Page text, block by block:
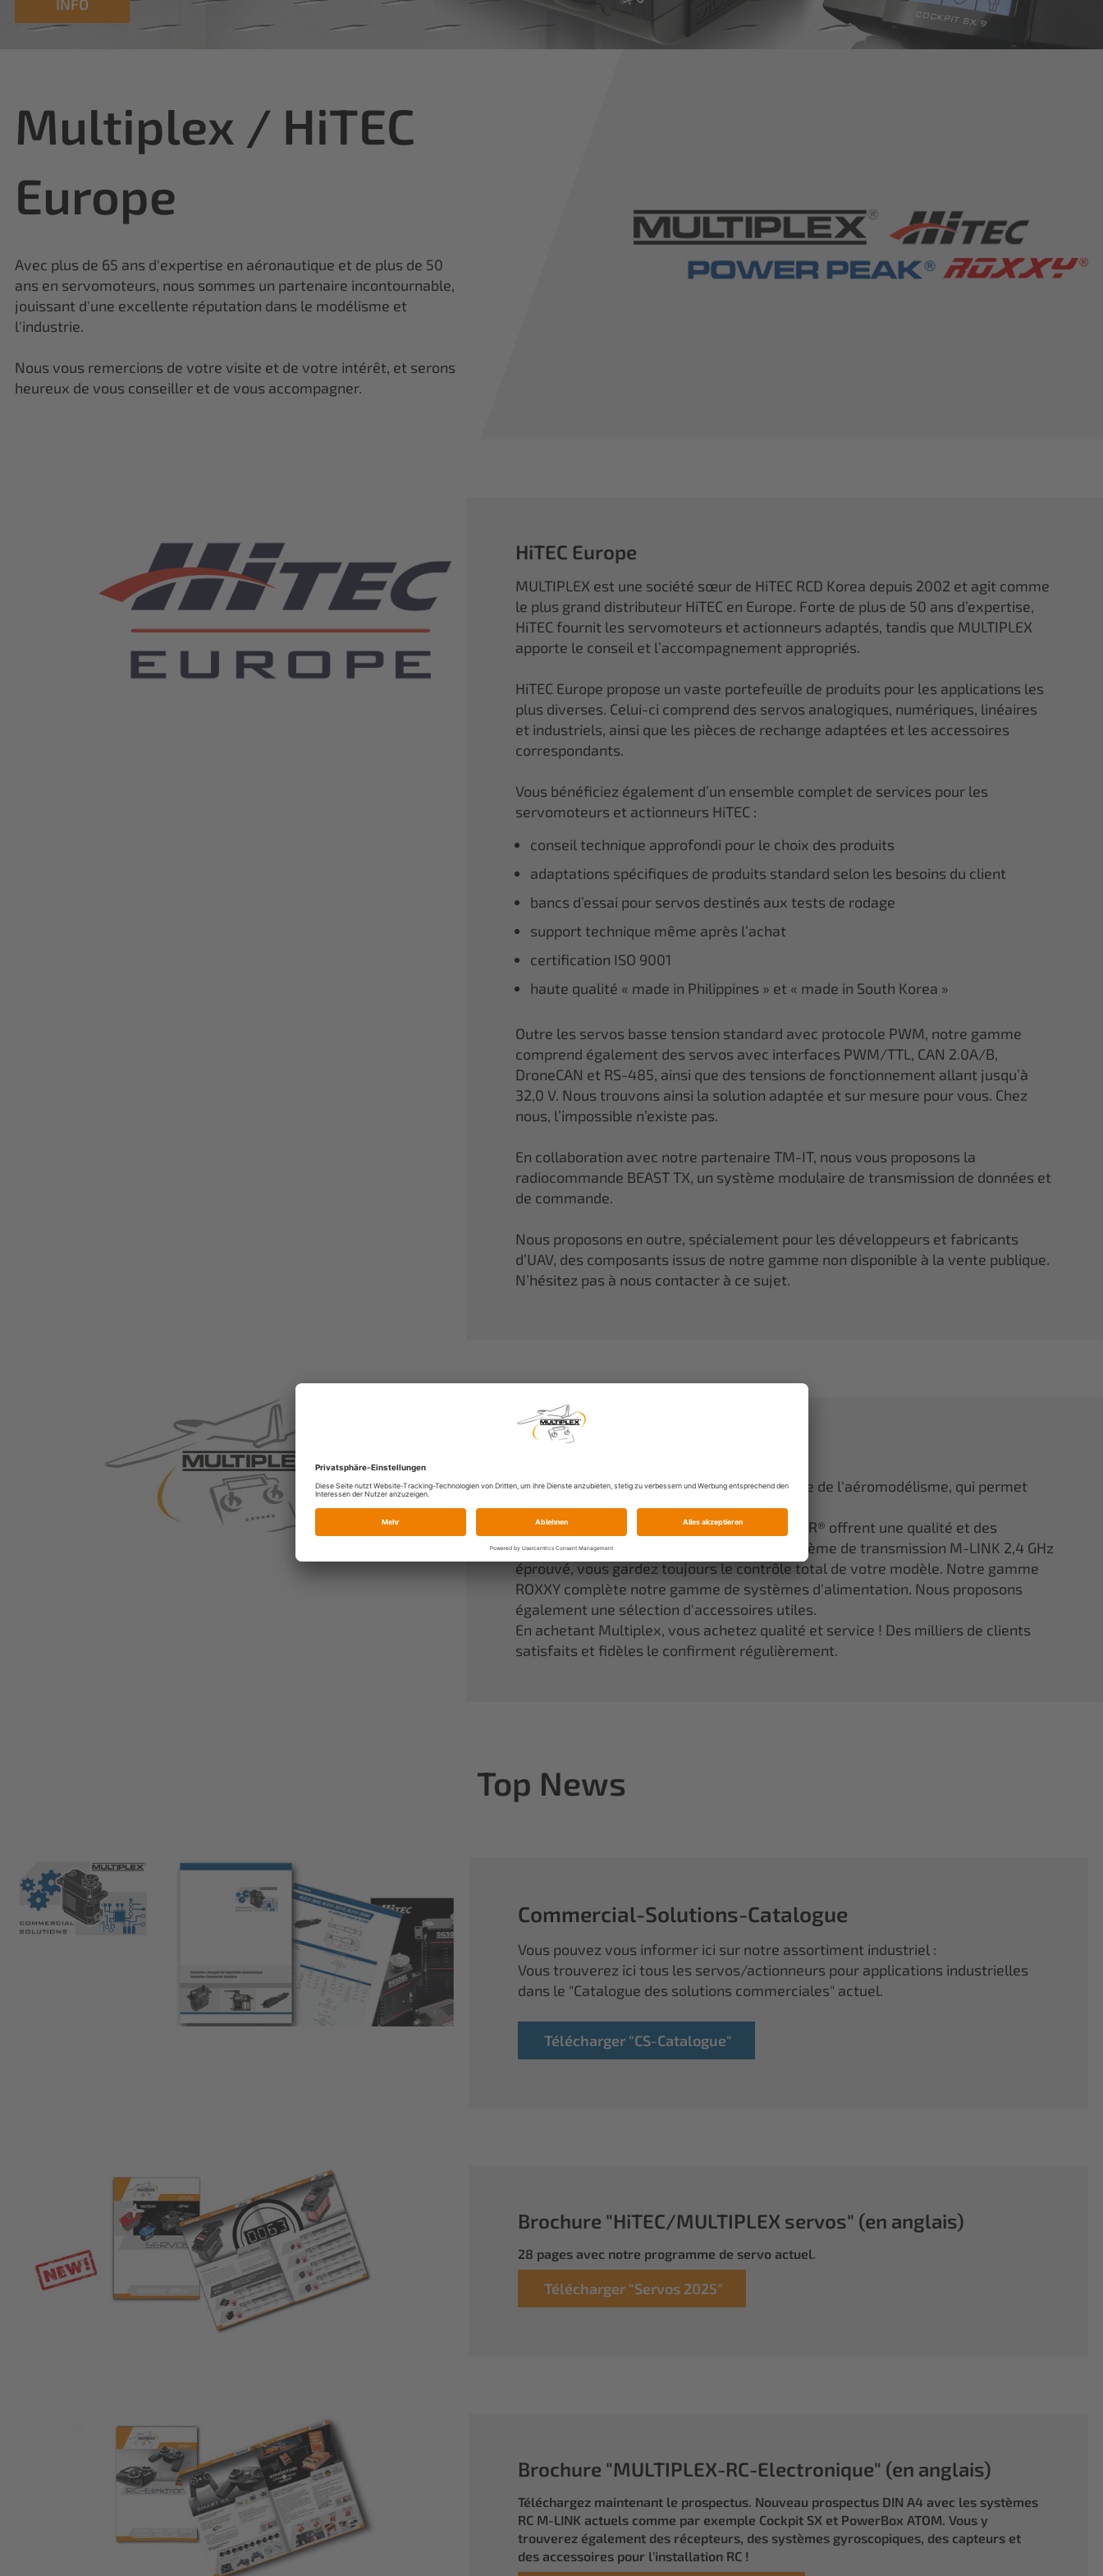
Multiplex / HiTEC
Europe
Avec plus de 65 ans d'expertise en aéronautique et de plus de 50
ans en servomoteurs, nous sommes un partenaire incontournable,
jouissant d'une excellente réputation dans le modélisme et
l'industrie.
Nous vous remercions de votre visite et de votre intérêt, et serons
heureux de vous conseiller et de vous accompagner.
HiTEC Europe
MULTIPLEX est une société sœur de HiTEC RCD Korea depuis 2002 et agit comme
le plus grand distributeur HiTEC en Europe. Forte de plus de 50 ans d’expertise,
HiTEC fournit les servomoteurs et actionneurs adaptés, tandis que MULTIPLEX
apporte le conseil et l’accompagnement appropriés.
HiTEC Europe propose un vaste portefeuille de produits pour les applications les
plus diverses. Celui-ci comprend des servos analogiques, numériques, linéaires
et industriels, ainsi que les pièces de rechange adaptées et les accessoires
correspondants.
Vous bénéficiez également d’un ensemble complet de services pour les
servomoteurs et actionneurs HiTEC :
conseil technique approfondi pour le choix des produits
adaptations spécifiques de produits standard selon les besoins du client
bancs d’essai pour servos destinés aux tests de rodage
support technique même après l’achat
certification ISO 9001
haute qualité « made in Philippines » et « made in South Korea »
Outre les servos basse tension standard avec protocole PWM, notre gamme
comprend également des servos avec interfaces PWM/TTL, CAN 2.0A/B,
DroneCAN et RS-485, ainsi que des tensions de fonctionnement allant jusqu’à
32,0 V. Nous trouvons ainsi la solution adaptée et sur mesure pour vous. Chez
nous, l’impossible n’existe pas.
En collaboration avec notre partenaire TM-IT, nous vous proposons la
radiocommande BEAST TX, un système modulaire de transmission de données et
de commande.
Nous proposons en outre, spécialement pour les développeurs et fabricants
d’UAV, des composants issus de notre gamme non disponible à la vente publique.
N’hésitez pas à nous contacter à ce sujet.
Une référence incontournable dans le monde de l'aéromodélisme, qui permet
aux rêves d'enfant de devenir réalité.
Nos modèles en mousse agglomérée ELAPOR® offrent une qualité et des
performances optimales. Grâce à notre système de transmission M-LINK 2,4 GHz
éprouvé, vous gardez toujours le contrôle total de votre modèle. Notre gamme
ROXXY complète notre gamme de systèmes d'alimentation. Nous proposons
également une sélection d'accessoires utiles.
En achetant Multiplex, vous achetez qualité et service ! Des milliers de clients
satisfaits et fidèles le confirment régulièrement.
Top News
Commercial-Solutions-Catalogue
Vous pouvez vous informer ici sur notre assortiment industriel :
Vous trouverez ici tous les servos/actionneurs pour applications industrielles
dans le "Catalogue des solutions commerciales" actuel.
Télécharger "CS-Catalogue"
Brochure "HiTEC/MULTIPLEX servos" (en anglais)
28 pages avec notre programme de servo actuel.
Télécharger "Servos 2025"
Brochure "MULTIPLEX-RC-Electronique" (en anglais)
Téléchargez maintenant le prospectus. Nouveau prospectus DIN A4 avec les systèmes
RC M-LINK actuels comme par exemple Cockpit SX et PowerBox ATOM. Vous y
trouverez également des récepteurs, des systèmes gyroscopiques, des capteurs et
des accessoires pour l'installation RC !